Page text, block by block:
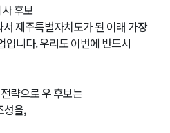
후보
제주특별자치도가 된 이래 가장
니다. 우리도 이번에 반드시
략으로 우 후보는
성을,